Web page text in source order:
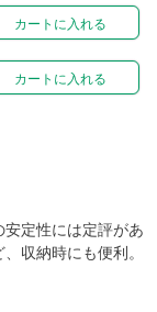
カートに入れる
カートに入れる
定性には定評があ
収納時にも便利。